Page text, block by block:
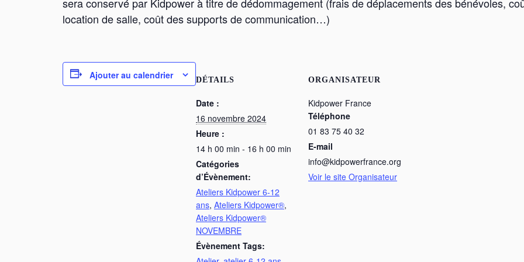
location de salle, coût des supports de communication…)
Ajouter au calendrier DÉTAILS
Date :
16 novembre 2024
Heure :
14 h 00 min - 16 h 00 min
Catégories
d’Évènement:
Ateliers Kidpower 6-12
ans, Ateliers Kidpower®,
Ateliers Kidpower®
NOVEMBRE
Évènement Tags:
ORGANISATEUR
Kidpower France
Téléphone
01 83 75 40 32
E-mail
info@kidpowerfrance.org
Voir le site Organisateur